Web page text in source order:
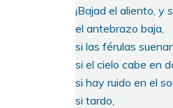
¡Bajad el aliento, y
el antebrazo baja,
si las férulas
si el cielo cabe en
si hay ruido en el
si tardo,